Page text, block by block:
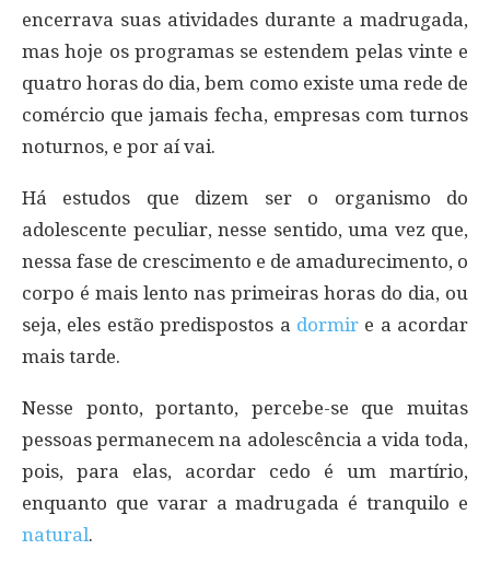
encerrava suas atividades durante a madrugada,
mas hoje os programas se estendem pelas vinte e
quatro horas do dia, bem como existe uma rede de
comércio que jamais fecha, empresas com turnos
noturnos, e por aí vai.
Há estudos que dizem ser o organismo do
adolescente peculiar, nesse sentido, uma vez que,
nessa fase de crescimento e de amadurecimento, o
corpo é mais lento nas primeiras horas do dia, ou
seja, eles estão predispostos a dormire a acordar
mais tarde.
Nesse ponto, portanto, percebe-se que muitas
pessoas permanecem na adolescência a vida toda,
pois, para elas, acordar cedo é um martírio,
enquanto que varar a madrugada é tranquilo e
natural.